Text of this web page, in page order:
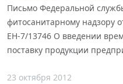
Письмо Федеральной
фитосанитарному надзору
ЕН-7/13746 О введении
поставку продукции
23 октября 2012